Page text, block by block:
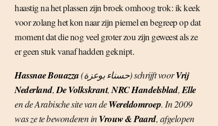
haastig na het plassen zijn broek omhoog trok: ik keek
voor zolang het kon naar zijn piemel en begreep op dat
moment dat die nog veel groter zou zijn geweest als ze
er geen stuk vanaf hadden geknipt.
Hassnae Bouazza (حسناء بوعزة) schrijft voorVrij
Nederland,De Volkskrant,NRC Handelsblad,Elle
en de Arabische site van deWereldomroep. In 2009
was ze te bewonderen in Vrouw & Paard, afgelopen